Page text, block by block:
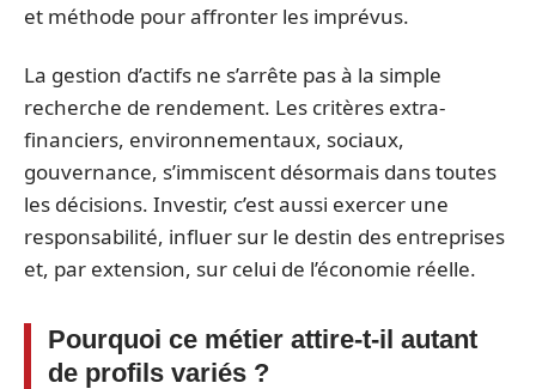
et méthode pour affronter les imprévus.
La gestion d’actifs ne s’arrête pas à la simple
recherche de rendement. Les critères extra-
financiers, environnementaux, sociaux,
gouvernance, s’immiscent désormais dans toutes
les décisions. Investir, c’est aussi exercer une
responsabilité, influer sur le destin des entreprises
et, par extension, sur celui de l’économie réelle.
Pourquoi ce métier attire-t-il autant
de profils variés ?